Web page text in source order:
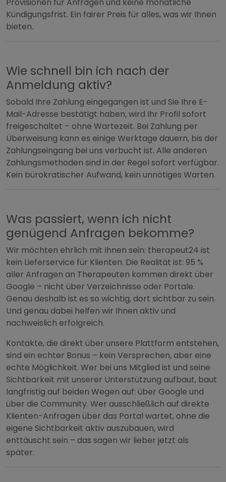
Kündigungsfrist. Ein fairer Preis für alles, was wir Ihnen
bieten.
Wie schnell bin ich nach der
Anmeldung aktiv?
Sobald Ihre Zahlung eingegangen ist und Sie Ihre E-
Mail-Adresse bestätigt haben, wird Ihr Profil sofort
freigeschaltet – ohne Wartezeit. Bei Zahlung per
Überweisung kann es einige Werktage dauern, bis der
Zahlungseingang bei uns verbucht ist. Alle anderen
Zahlungsmethoden sind in der Regel sofort verfügbar.
Kein bürokratischer Aufwand, kein unnötiges Warten.
Was passiert, wenn ich nicht
genügend Anfragen bekomme?
Wir möchten ehrlich mit Ihnen sein: therapeut24 ist
kein Lieferservice für Klienten. Die Realität ist: 95 %
aller Anfragen an Therapeuten kommen direkt über
Google – nicht über Verzeichnisse oder Portale.
Genau deshalb ist es so wichtig, dort sichtbar zu sein.
Und genau dabei helfen wir Ihnen aktiv und
nachweislich erfolgreich.
Kontakte, die direkt über unsere Plattform entstehen,
sind ein echter Bonus – kein Versprechen, aber eine
echte Möglichkeit. Wer bei uns Mitglied ist und seine
Sichtbarkeit mit unserer Unterstützung aufbaut, baut
langfristig auf beiden Wegen auf: über Google und
über die Community. Wer ausschließlich auf direkte
Klienten-Anfragen über das Portal wartet, ohne die
eigene Sichtbarkeit aktiv auszubauen, wird
enttäuscht sein – das sagen wir lieber jetzt als
später.